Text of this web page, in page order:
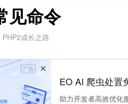
见命令
成长之路
广告
EO AI 爬虫处置
助力开发者高效优化